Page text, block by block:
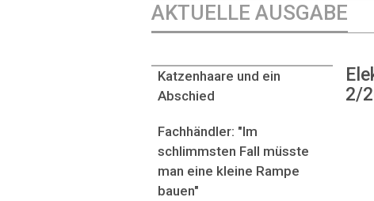
AKTUELLE AUSGABE
2/
Katzenhaare und ein
Abschied
Fachhändler: "Im
schlimmsten Fall müsste
man eine kleine Rampe
bauen"